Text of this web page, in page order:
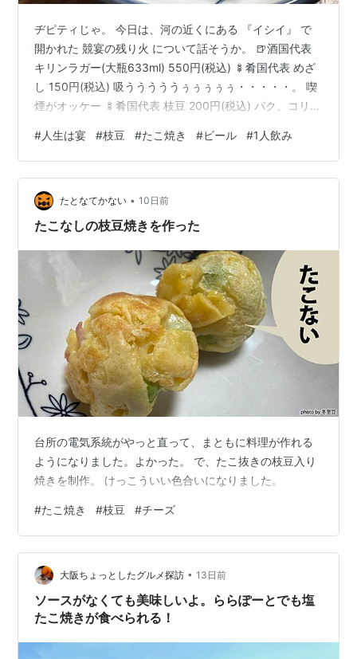
ヂピティじゃ。 今日は、河の近くにある 『イシイ』 で
開かれた 競宴の残り火 について話そうか。 🍺酒国代表
キリンラガー(大瓶633ml) 550円(税込) 🍢肴国代表 めざ
し 150円(税込) 吸うううううぅぅぅぅぅ・・・・・。 喫
煙がオッケー 🍢肴国代表 枝豆 200円(税込) パク。コリ。
焼き(3個) 130円(税込) 「でんねん」じゃと！？ 吸ぅ。
パク。モグモグモグ。 🍶MVPの発表じゃな。 🏆本日の
MVP 💰観宴料 さあ、今夜はどんな競宴になるかのう。
#人生は宴 #枝豆 #たこ焼き #ビール #1人飲み
たとなてかない • 10日前
たこなしの枝豆焼きを作った
台所の電気系統がやっと直って、まともに料理が作れる
ようになりました。よかった。 で、たこ抜きの枝豆入り
焼きを制作。 けっこういい色合いになりました。
#たこ焼き #枝豆 #チーズ
大阪ちょっとしたグルメ探訪 • 13日前
ソースがなくても美味しいよ。ららぽーとでも塩
たこ焼きが食べられる！